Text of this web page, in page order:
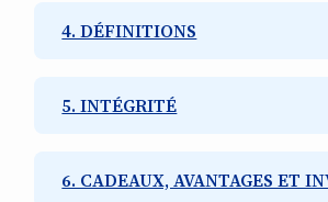
4. DÉFINITIONS
5. INTÉGRITÉ
6. CADEAUX, AVANTAGES ET